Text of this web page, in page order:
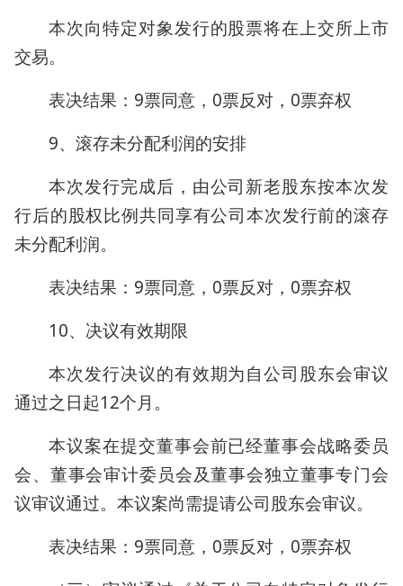
本次向特定对象发行的股票将在上交所上市
交易。
表决结果：9票同意，0票反对，0票弃权
9、滚存未分配利润的安排
本次发行完成后，由公司新老股东按本次发
行后的股权比例共同享有公司本次发行前的滚存
未分配利润。
表决结果：9票同意，0票反对，0票弃权
10、决议有效期限
本次发行决议的有效期为自公司股东会审议
通过之日起12个月。
本议案在提交董事会前已经董事会战略委员
会、董事会审计委员会及董事会独立董事专门会
议审议通过。本议案尚需提请公司股东会审议。
表决结果：9票同意，0票反对，0票弃权